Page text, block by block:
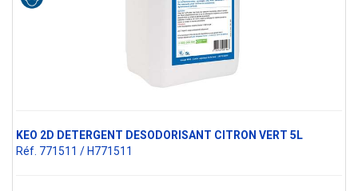
KEO 2D DETERGENT DESODORISANT CITRON VERT 5L
Réf. 771511 / H771511